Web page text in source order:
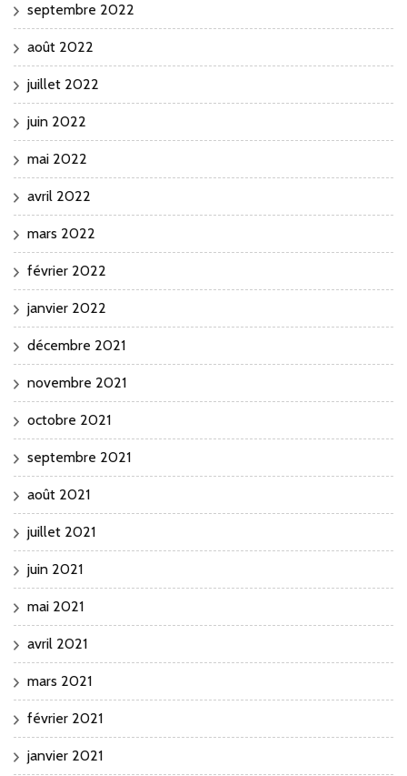
septembre 2022
août 2022
juillet 2022
juin 2022
mai 2022
avril 2022
mars 2022
février 2022
janvier 2022
décembre 2021
novembre 2021
octobre 2021
septembre 2021
août 2021
juillet 2021
juin 2021
mai 2021
avril 2021
mars 2021
février 2021
janvier 2021